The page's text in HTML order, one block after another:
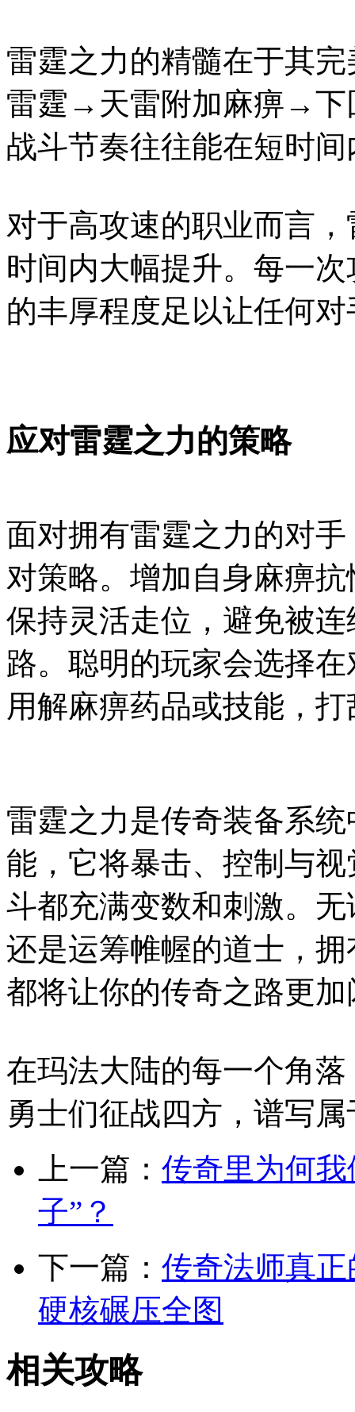
雷霆之力的精髓在于其
雷霆→天雷附加麻痹→下
战斗节奏往往能在短时
对于高攻速的职业而言
时间内大幅提升。每一
的丰厚程度足以让任何
应对雷霆之力的策略
面对拥有雷霆之力的对
对策略。增加自身麻痹
保持灵活走位，避免被
路。聪明的玩家会选择
用解麻痹药品或技能，
雷霆之力是传奇装备系
能，它将暴击、控制与
斗都充满变数和刺激。
还是运筹帷幄的道士，
都将让你的传奇之路更
在玛法大陆的每一个角
勇士们征战四方，谱写
上一篇： 传奇里为何
子”？
下一篇： 传奇法师真
硬核碾压全图
相关攻略